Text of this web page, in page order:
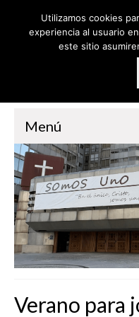
Menú
PARROQUIA
GRUPOS
RETIROS
CATEQUESIS
LITURGIA
Verano para
Utilizamos cookies
experiencia al usuario
este sitio